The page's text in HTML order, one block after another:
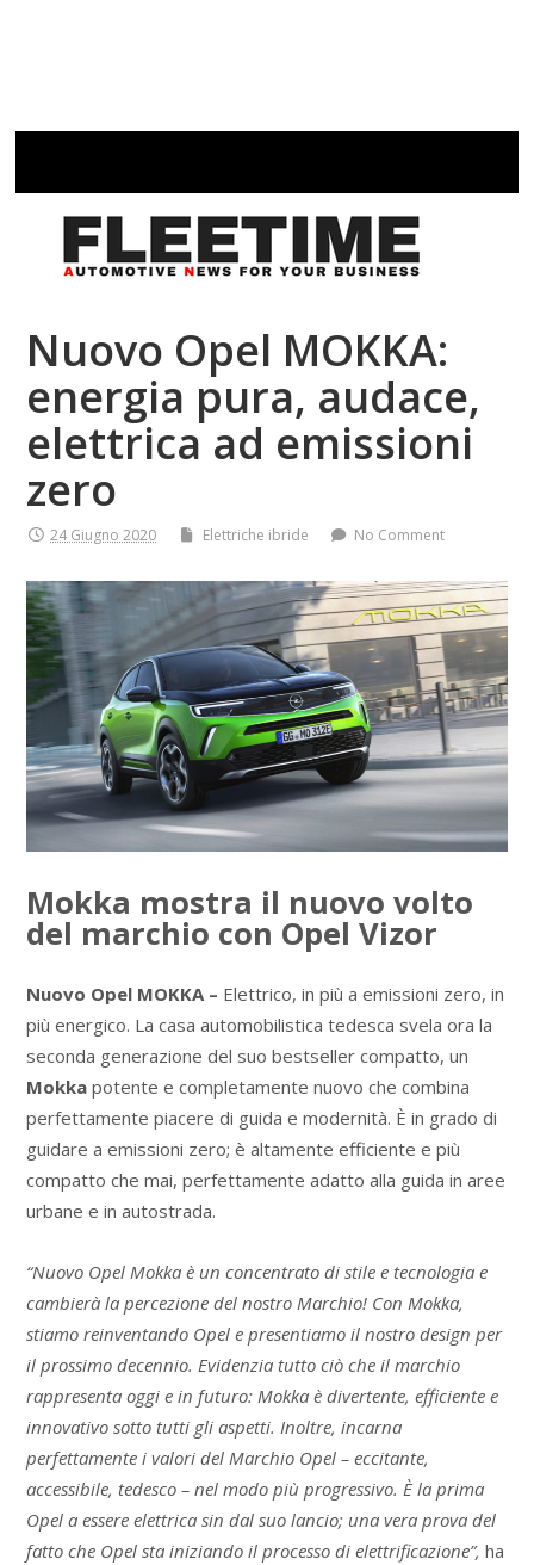
Nuovo Opel MOKKA:
energia pura, audace,
elettrica ad emissioni
zero
24 Giugno 2020 Elettriche ibride No Comment
Mokka mostra il nuovo volto
del marchio con Opel Vizor
Nuovo Opel MOKKA – Elettrico, in più a emissioni zero, in
più energico. La casa automobilistica tedesca svela ora la
seconda generazione del suo bestseller compatto, un
Mokkapotente e completamente nuovo che combina
perfettamente piacere di guida e modernità. È in grado di
guidare a emissioni zero; è altamente efficiente e più
compatto che mai, perfettamente adatto alla guida in aree
urbane e in autostrada.
“Nuovo Opel Mokka è un concentrato di stile e tecnologia e
cambierà la percezione del nostro Marchio! Con Mokka,
stiamo reinventando Opel e presentiamo il nostro design per
il prossimo decennio. Evidenzia tutto ciò che il marchio
rappresenta oggi e in futuro: Mokka è divertente, efficiente e
innovativo sotto tutti gli aspetti. Inoltre, incarna
perfettamente i valori del Marchio Opel – eccitante,
accessibile, tedesco – nel modo più progressivo. È la prima
Opel a essere elettrica sin dal suo lancio; una vera prova del
fatto che Opel sta iniziando il processo di elettrificazione”, ha